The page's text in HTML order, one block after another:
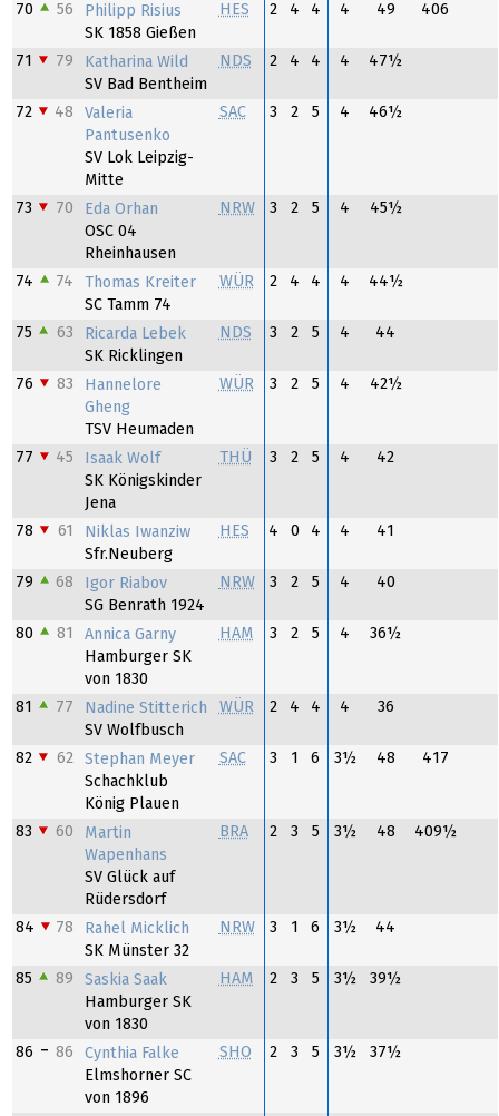
70 56
Philipp Risius
SK 1858 Gießen
HES 2 4 4 4 49 406
71 79
Katharina Wild
SV Bad Bentheim
NDS 2 4 4 4 47½
72 48
Valeria
Pantusenko
SV Lok Leipzig-
Mitte
SAC 3 2 5 4 46½
73 70
Eda Orhan
OSC 04
Rheinhausen
NRW 3 2 5 4 45½
74 74
Thomas Kreiter
SC Tamm 74
WÜR 2 4 4 4 44½
75 63
Ricarda Lebek
SK Ricklingen
NDS 3 2 5 4 44
76 83
Hannelore
Gheng
TSV Heumaden
WÜR 3 2 5 4 42½
77 45
Isaak Wolf
SK Königskinder
Jena
THÜ 3 2 5 4 42
78 61
Niklas Iwanziw
Sfr.Neuberg
HES 4 0 4 4 41
79 68
Igor Riabov
SG Benrath 1924
NRW 3 2 5 4 40
80 81
Annica Garny
Hamburger SK
von 1830
HAM 3 2 5 4 36½
81 77
Nadine Stitterich
SV Wolfbusch
WÜR 2 4 4 4 36
82 62
Stephan Meyer
Schachklub
König Plauen
SAC 3 1 6 3½ 48 417
83 60
Martin
Wapenhans
SV Glück auf
Rüdersdorf
BRA 2 3 5 3½ 48 409½
84 78
Rahel Micklich
SK Münster 32
NRW 3 1 6 3½ 44
85 89
Saskia Saak
Hamburger SK
von 1830
HAM 2 3 5 3½ 39½
86 86
Cynthia Falke
Elmshorner SC
von 1896
SHO 2 3 5 3½ 37½